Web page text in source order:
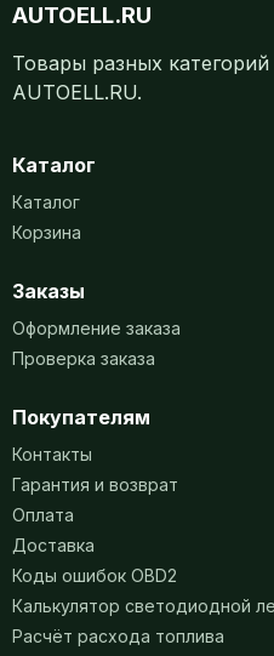
AUTOELL.RU
Товары разных
AUTOELL.RU.
Каталог
Каталог
Корзина
Заказы
Оформление заказа
Проверка заказа
Покупателям
Контакты
Гарантия и возврат
Оплата
Доставка
Коды ошибок OBD2
Калькулятор светодиодной
Расчёт расхода топлива